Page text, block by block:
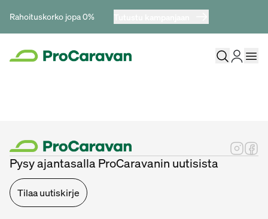
Rahoituskorko jopa 0%
Pysy ajantasalla ProCaravanin uutisista
Tilaa uutiskirje